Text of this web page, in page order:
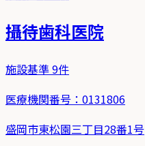
攝待歯科医院
施設基準9件
医療機関番号： 0131806
盛岡市東松園三丁目28番1号